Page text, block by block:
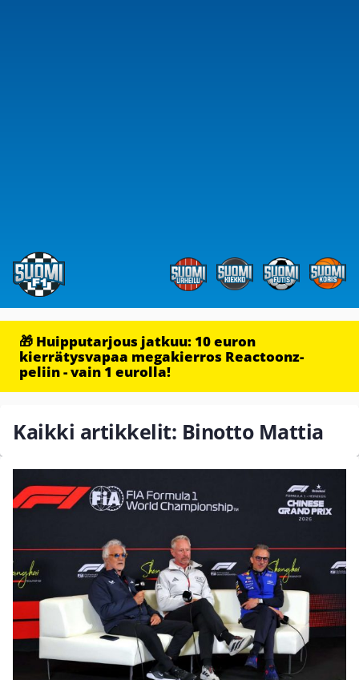
🎁 Huipputarjous jatkuu: 10 euron
kierrätysvapaa megakierros Reactoonz-
peliin - vain 1 eurolla!
Kaikki artikkelit: Binotto Mattia